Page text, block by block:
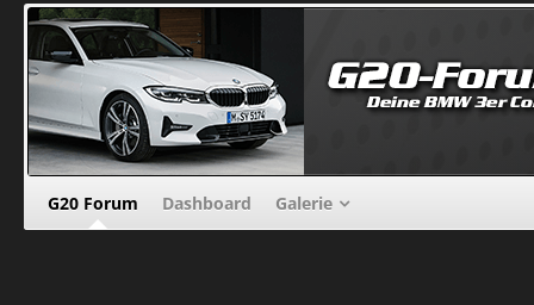
G20 Forum Dashboard Galerie